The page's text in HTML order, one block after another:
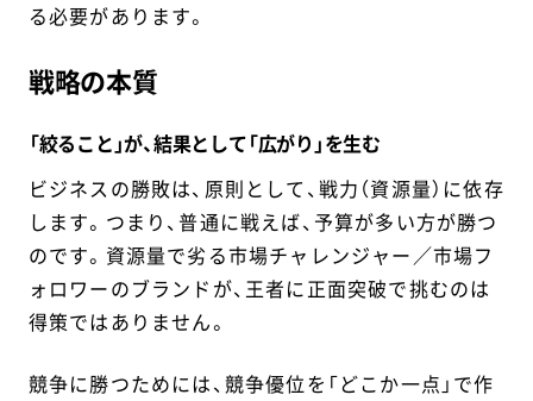
る必要があります。
戦略の本質
「絞ること」が、結果として「広がり」を生む
ビジネスの勝敗は、原則として、戦力（資源量）に依存
します。つまり、普通に戦えば、予算が多い方が勝つ
のです。資源量で劣る市場チャレンジャー／市場フ
ォロワーのブランドが、王者に正面突破で挑むのは
得策ではありません。
競争に勝つためには、競争優位を「どこか一点」で作